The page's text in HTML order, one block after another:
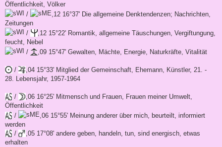
Öffentlichkeit, Völker
/
,12 16°37' Die allgemeine Denktendenzen; Nachrichten,
Zeitungen
/
,12 15°22' Romantik, allgemeine Täuschungen, Vergiftungung,
feucht, Nebel
/
,09 15°47' Gewalten, Mächte, Energie, Naturkräfte, Vitalität
/
,04 15°33' Mitglied der Gemeinschaft, Ehemann, Künstler, 21. -
28. Lebensjahr, 1957-1964
/
,06 16°25' Mitmensch und Frauen, Frauen meiner Umwelt,
Öffentlichkeit
/
,06 15°55' Meinung anderer über mich, beurteilt, informiert
werden
/
,05 17°08' andere geben, handeln, tun, sind energisch, etwas
erhalten